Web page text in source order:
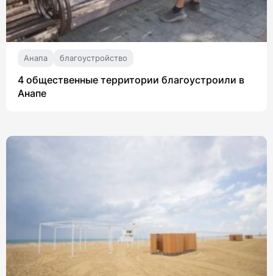
Анапа благоустройство
4 общественные территории благоустроили в
Анапе